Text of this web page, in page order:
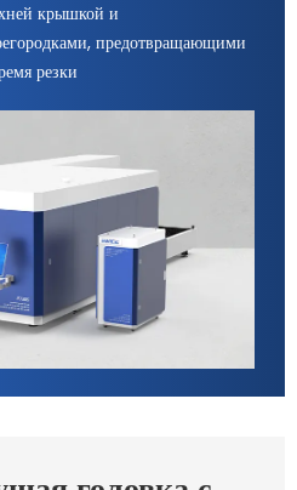
крышкой и
предотвращающими
резки